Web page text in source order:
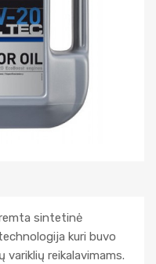
sintetinė
kuri buvo
variklių reikalavimams.